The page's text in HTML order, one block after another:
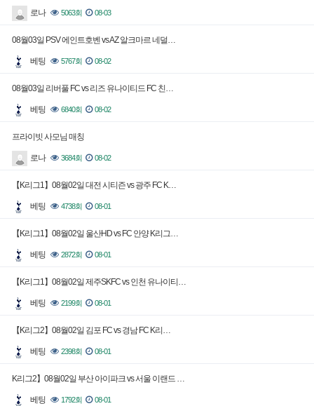
로나 5063회 08-03
08월03일 PSV 에인트호벤 vs AZ 알크마르 네덜…
베팅 5767회 08-02
08월03일 리버풀 FC vs 리즈 유나이티드 FC 친…
베팅 6840회 08-02
프라이빗 사모님 매칭
로나 3684회 08-02
【K리그1】08월02일 대전 시티즌 vs 광주 FC K…
베팅 4738회 08-01
【K리그1】08월02일 울산HD vs FC 안양 K리그…
베팅 2872회 08-01
【K리그1】08월02일 제주SKFC vs 인천 유나이티…
베팅 2199회 08-01
【K리그2】08월02일 김포 FC vs 경남 FC K리…
베팅 2398회 08-01
K리그2】08월02일 부산 아이파크 vs 서울 이랜드 …
베팅 1792회 08-01